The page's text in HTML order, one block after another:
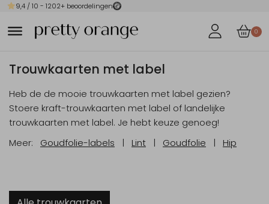
9,4 / 10 - 1202+ beoordelingen
0
Trouwkaarten met label
Heb de de mooie trouwkaarten met label gezien?
Stoere kraft-trouwkaarten met label of landelijke
trouwkaarten met label. Je hebt keuze genoeg!
Meer: Goudfolie-labels | Lint | Goudfolie | Hip